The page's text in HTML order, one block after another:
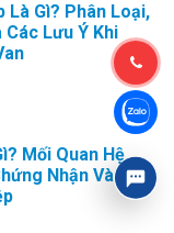
Là Gì? Phân Loại,
Các Lưu Ý Khi
Mối Quan Hệ
Nhận Và Van